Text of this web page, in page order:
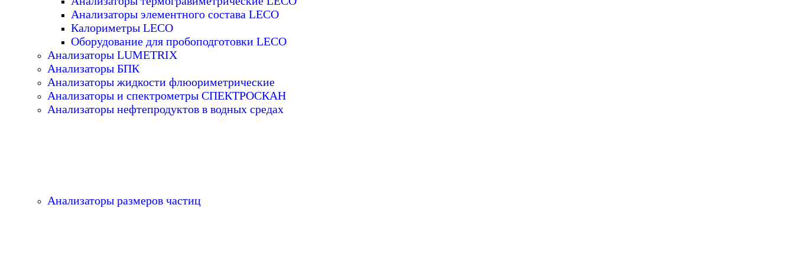
Анализаторы элементного состава LECO
Калориметры LECO
Оборудование для пробоподготовки LECO
Анализаторы LUMETRIX
Анализаторы БПК
Анализаторы жидкости флюориметрические
Анализаторы и спектрометры СПЕКТРОСКАН
Анализаторы нефтепродуктов в водных средах
Анализаторы размеров частиц